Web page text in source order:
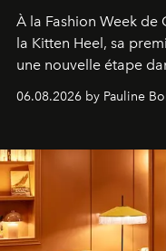
À la Fashion Week
la Kitten Heel, sa
une nouvelle étape
06.08.2026 by Pauline